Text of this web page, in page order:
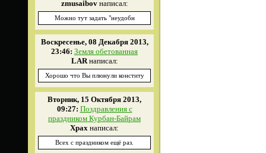
zmusaibovнаписал:
Можно тут задать "неудобн
Воскресенье, 08 Декабря 2013,
23:46: Земля обетованная
LARнаписал:
Хорошо что Вы плюнули конститу
Вторник, 15 Октября 2013,
09:27: Поздравления с
праздником Курбан-Байрам
Xpax написал:
Всех с праздником ещё раз.